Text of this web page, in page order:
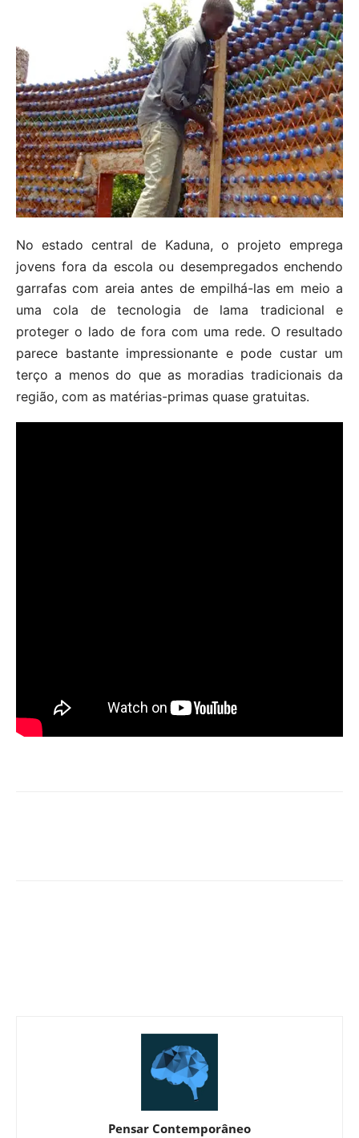
No estado central de Kaduna, o projeto emprega
jovens fora da escola ou desempregados enchendo
garrafas com areia antes de empilhá-las em meio a
uma cola de tecnologia de lama tradicional e
proteger o lado de fora com uma rede. O resultado
parece bastante impressionante e pode custar um
terço a menos do que as moradias tradicionais da
região, com as matérias-primas quase gratuitas.
Pensar Contemporâneo